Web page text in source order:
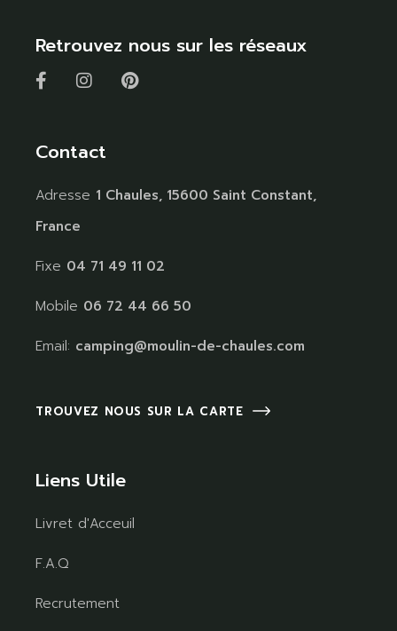
Retrouvez nous sur les réseaux
Contact
Adresse 1 Chaules, 15600 Saint Constant,
France
Fixe 04 71 49 11 02
Mobile 06 72 44 66 50
Email: camping@moulin-de-chaules.com
TROUVEZ NOUS SUR LA CARTE
Liens Utile
Livret d'Acceuil
F.A.Q
Recrutement